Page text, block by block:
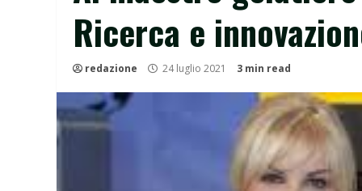
Ricerca e
redazione 24 luglio 2021 3 min read